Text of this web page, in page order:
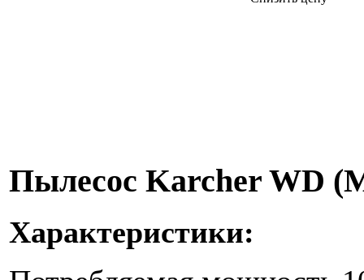
Пылесос Karcher WD
Характеристики: